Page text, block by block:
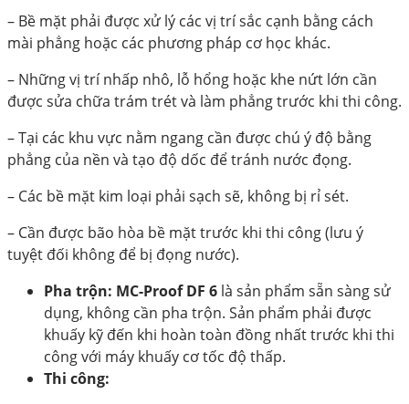
– Bề mặt phải được xử lý các vị trí sắc cạnh bằng cách
mài phẳng hoặc các phương pháp cơ học khác.
– Những vị trí nhấp nhô, lỗ hổng hoặc khe nứt lớn cần
được sửa chữa trám trét và làm phẳng trước khi thi công.
– Tại các khu vực nằm ngang cần được chú ý độ bằng
phẳng của nền và tạo độ dốc để tránh nước đọng.
– Các bề mặt kim loại phải sạch sẽ, không bị rỉ sét.
– Cần được bão hòa bề mặt trước khi thi công (lưu ý
tuyệt đối không để bị đọng nước).
Pha trộn: MC-Proof DF 6 là sản phẩm sẵn sàng sử
dụng, không cần pha trộn. Sản phẩm phải được
khuấy kỹ đến khi hoàn toàn đồng nhất trước khi thi
công với máy khuấy cơ tốc độ thấp.
Thi công: